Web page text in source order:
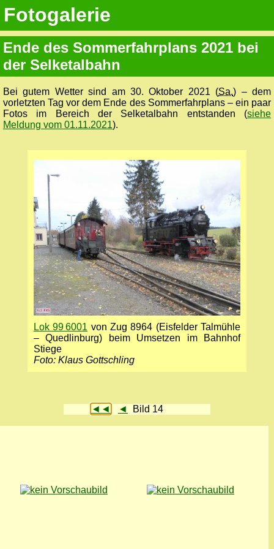
Fotogalerie
Ende des Sommerfahrplans 2021 bei
der Selketalbahn
Bei gutem Wetter sind am 30. Oktober 2021 (Sa.) – dem
vorletzten Tag vor dem Ende des Sommerfahrplans – ein paar
Fotos im Bereich der Selketalbahn entstanden (siehe
Meldung vom 01.11.2021).
Lok 99 6001 von Zug 8964 (Eisfelder Talmühle
– Quedlinburg) beim Umsetzen im Bahnhof
Stiege
Foto: Klaus Gottschling
◄◄ ◄ Bild 14